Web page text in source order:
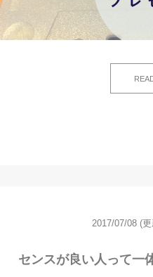
2017/07/08 (
センスが良い人って一